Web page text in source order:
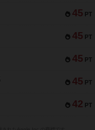
45 PT
45 PT
45 PT
45 PT
42 PT